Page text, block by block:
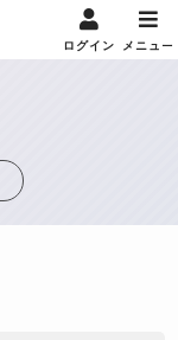
ログイン メニュー